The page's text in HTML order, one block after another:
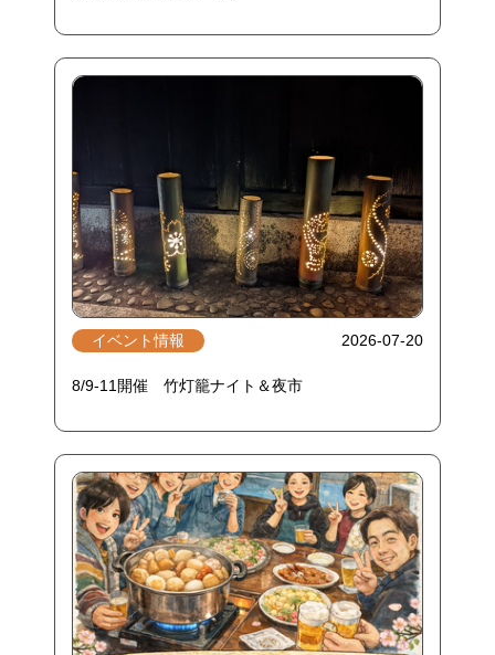
イベント情報 2026-07-20
8/9-11開催 竹灯籠ナイト＆夜市